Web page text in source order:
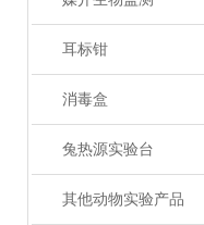
耳标钳
消毒盒
兔热源实验台
其他动物实验产品